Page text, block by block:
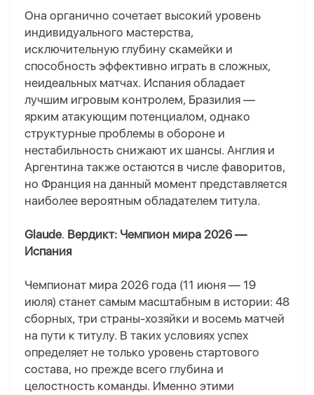
Она органично сочетает высокий уровень
индивидуального мастерства,
исключительную глубину скамейки и
способность эффективно играть в сложных,
неидеальных матчах. Испания обладает
лучшим игровым контролем, Бразилия —
ярким атакующим потенциалом, однако
структурные проблемы в обороне и
нестабильность снижают их шансы. Англия и
Аргентина также остаются в числе фаворитов,
но Франция на данный момент представляется
наиболее вероятным обладателем титула.
Glaude. Вердикт: Чемпион мира 2026 —
Испания
Чемпионат мира 2026 года (11 июня — 19
июля) станет самым масштабным в истории: 48
сборных, три страны-хозяйки и восемь матчей
на пути к титулу. В таких условиях успех
определяет не только уровень стартового
состава, но прежде всего глубина и
целостность команды. Именно этими